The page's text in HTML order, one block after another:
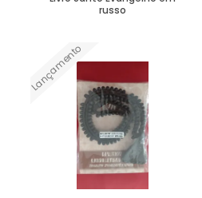
russo
Lançamento